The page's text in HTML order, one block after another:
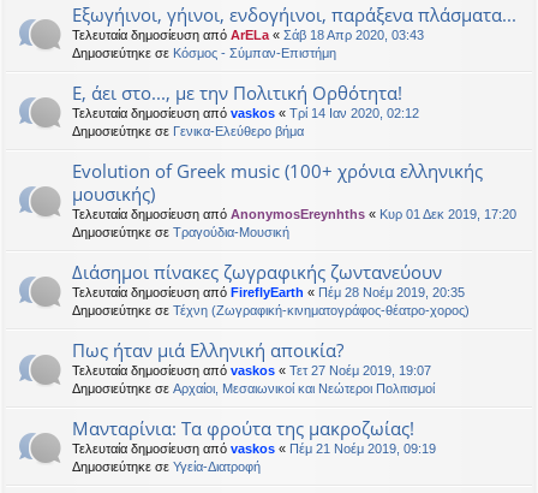
Εξωγήινοι, γήινοι, ενδογήινοι, παράξενα πλάσματα...
Τελευταία δημοσίευση από ArELa « Σάβ 18 Απρ 2020, 03:43
Δημοσιεύτηκε σε Κόσμος - Σύμπαν-Επιστήμη
Ε, άει στο..., με την Πολιτική Ορθότητα!
Τελευταία δημοσίευση από vaskos « Τρί 14 Ιαν 2020, 02:12
Δημοσιεύτηκε σε Γενικα-Ελεύθερο βήμα
Evolution of Greek music (100+ χρόνια ελληνικής
μουσικής)
Τελευταία δημοσίευση από AnonymosEreynhths « Κυρ 01 Δεκ 2019, 17:20
Δημοσιεύτηκε σε Τραγούδια-Μουσική
Διάσημοι πίνακες ζωγραφικής ζωντανεύουν
Τελευταία δημοσίευση από FireflyEarth « Πέμ 28 Νοέμ 2019, 20:35
Δημοσιεύτηκε σε Τέχνη (Ζωγραφική-κινηματογράφος-θέατρο-χορος)
Πως ήταν μιά Ελληνική αποικία?
Τελευταία δημοσίευση από vaskos « Τετ 27 Νοέμ 2019, 19:07
Δημοσιεύτηκε σε Αρχαίοι, Μεσαιωνικοί και Νεώτεροι Πολιτισμοί
Μανταρίνια: Τα φρούτα της μακροζωίας!
Τελευταία δημοσίευση από vaskos « Πέμ 21 Νοέμ 2019, 09:19
Δημοσιεύτηκε σε Υγεία-Διατροφή